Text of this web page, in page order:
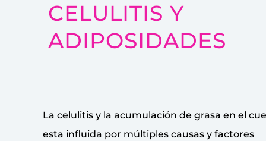
CELULITIS Y
ADIPOSIDADES
La celulitis y la acumulación de grasa en el
esta influida por múltiples causas y factores